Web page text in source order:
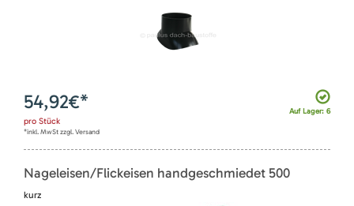
Auf Lager: 6
54,92€*
pro Stück
*inkl. MwSt zzgl. Versand
Nageleisen/Flickeisen handgeschmiedet 500
kurz